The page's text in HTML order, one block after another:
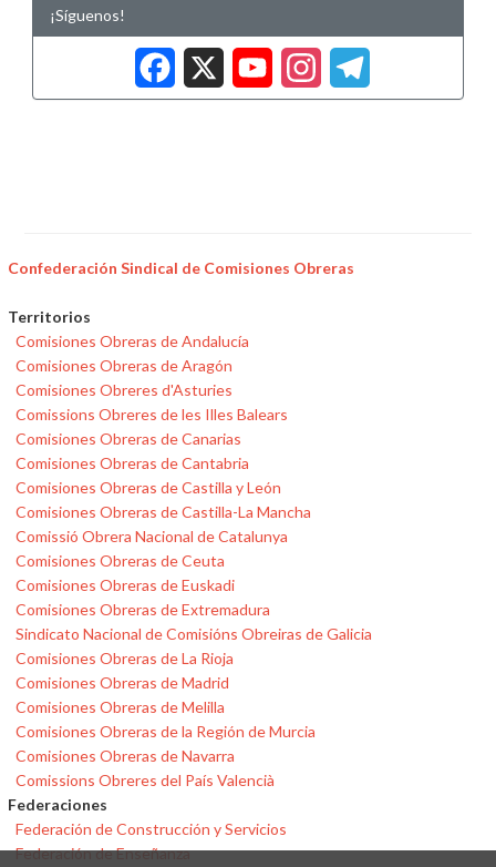
¡Síguenos!
Facebook
X
Confederación Sindical de Comisiones Obreras
Territorios
Comisiones Obreras de Andalucía
Comisiones Obreras de Aragón
Comisiones Obreres d'Asturies
Comissions Obreres de les Illes Balears
Comisiones Obreras de Canarias
Comisiones Obreras de Cantabria
Comisiones Obreras de Castilla y León
Comisiones Obreras de Castilla-La Mancha
Comissió Obrera Nacional de Catalunya
Comisiones Obreras de Ceuta
Comisiones Obreras de Euskadi
Comisiones Obreras de Extremadura
Sindicato Nacional de Comisións Obreiras de Galicia
Comisiones Obreras de La Rioja
Comisiones Obreras de Madrid
Comisiones Obreras de Melilla
Comisiones Obreras de la Región de Murcia
Comisiones Obreras de Navarra
Comissions Obreres del País Valencià
Federaciones
Federación de Construcción y Servicios
Federación de Enseñanza